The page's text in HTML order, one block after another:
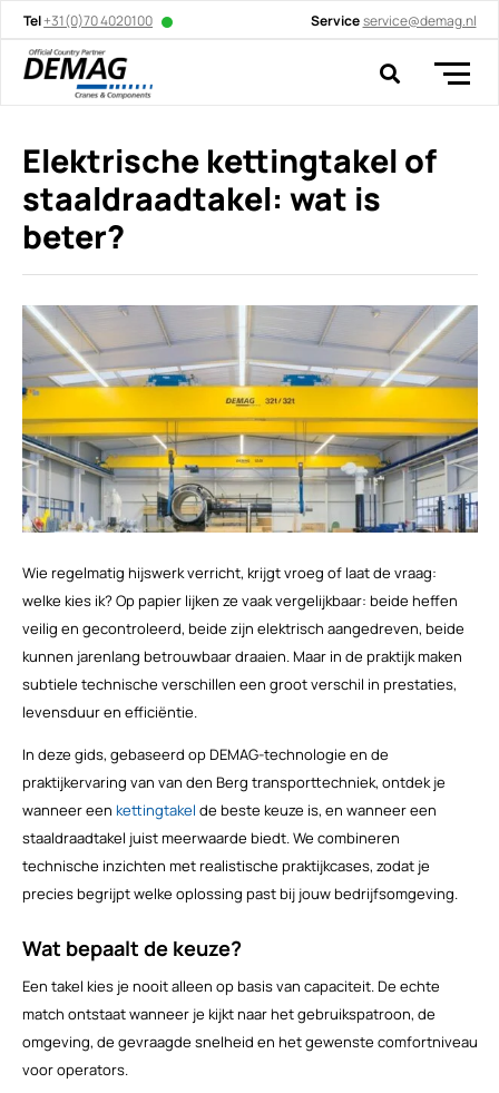
Tel+31(0)70 4020100 Serviceservice@demag.nl
Elektrische kettingtakel of
staaldraadtakel: wat is
beter?
Wie regelmatig hijswerk verricht, krijgt vroeg of laat de vraag:
welke kies ik? Op papier lijken ze vaak vergelijkbaar: beide heffen
veilig en gecontroleerd, beide zijn elektrisch aangedreven, beide
kunnen jarenlang betrouwbaar draaien. Maar in de praktijk maken
subtiele technische verschillen een groot verschil in prestaties,
levensduur en efficiëntie.
In deze gids, gebaseerd op DEMAG-technologie en de
praktijkervaring van van den Berg transporttechniek, ontdek je
wanneer een kettingtakel de beste keuze is, en wanneer een
staaldraadtakel juist meerwaarde biedt. We combineren
technische inzichten met realistische praktijkcases, zodat je
precies begrijpt welke oplossing past bij jouw bedrijfsomgeving.
Wat bepaalt de keuze?
Een takel kies je nooit alleen op basis van capaciteit. De echte
match ontstaat wanneer je kijkt naar het gebruikspatroon, de
omgeving, de gevraagde snelheid en het gewenste comfortniveau
voor operators.